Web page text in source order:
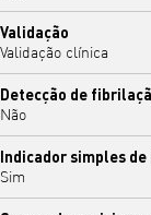
Validação
Validação clínica
Detecção de
Não
Indicador simples
Sim